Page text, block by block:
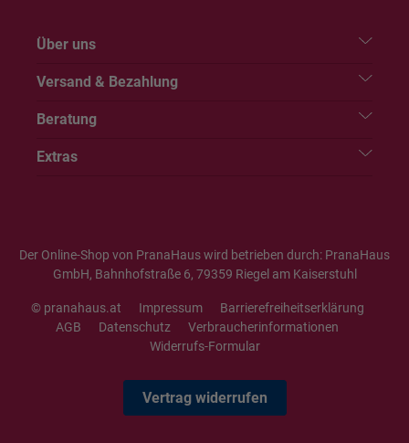
Über uns
Versand & Bezahlung
Beratung
Extras
Der Online-Shop von PranaHaus wird betrieben durch: PranaHaus
GmbH, Bahnhofstraße 6, 79359 Riegel am Kaiserstuhl
© pranahaus.at Impressum
Barrierefreiheitserklärung
AGB
Datenschutz
Verbraucherinformationen
Widerrufs-Formular
Vertrag widerrufen